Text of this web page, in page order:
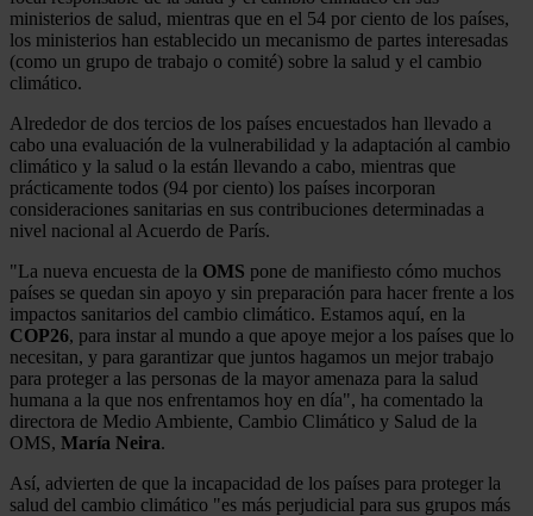
ministerios de salud, mientras que en el 54 por ciento de los países,
los ministerios han establecido un mecanismo de partes interesadas
(como un grupo de trabajo o comité) sobre la salud y el cambio
climático.
Alrededor de dos tercios de los países encuestados han llevado a
cabo una evaluación de la vulnerabilidad y la adaptación al cambio
climático y la salud o la están llevando a cabo, mientras que
prácticamente todos (94 por ciento) los países incorporan
consideraciones sanitarias en sus contribuciones determinadas a
nivel nacional al Acuerdo de París.
"La nueva encuesta de la OMS pone de manifiesto cómo muchos
países se quedan sin apoyo y sin preparación para hacer frente a los
impactos sanitarios del cambio climático. Estamos aquí, en la
COP26, para instar al mundo a que apoye mejor a los países que lo
necesitan, y para garantizar que juntos hagamos un mejor trabajo
para proteger a las personas de la mayor amenaza para la salud
humana a la que nos enfrentamos hoy en día", ha comentado la
directora de Medio Ambiente, Cambio Climático y Salud de la
OMS, María Neira.
Así, advierten de que la incapacidad de los países para proteger la
salud del cambio climático "es más perjudicial para sus grupos más